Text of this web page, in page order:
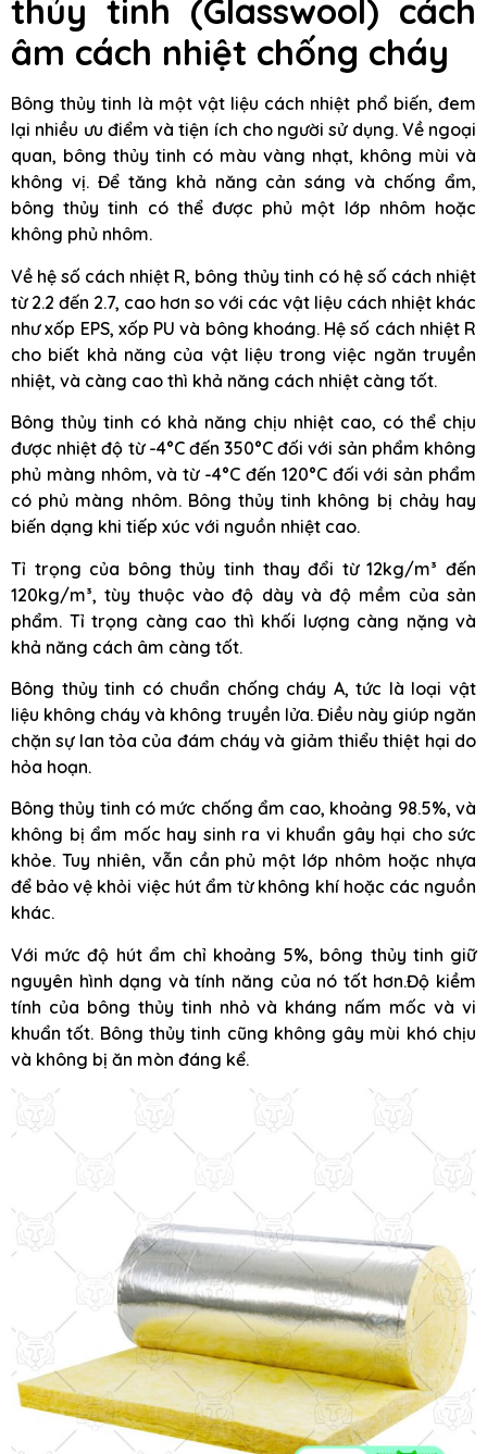
thủy tinh (Glasswool) cách
âm cách nhiệt chống cháy
Bông thủy tinh là một vật liệu cách nhiệt phổ biến, đem
lại nhiều ưu điểm và tiện ích cho người sử dụng. Về ngoại
quan, bông thủy tinh có màu vàng nhạt, không mùi và
không vị. Để tăng khả năng cản sáng và chống ẩm,
bông thủy tinh có thể được phủ một lớp nhôm hoặc
không phủ nhôm.
Về hệ số cách nhiệt R, bông thủy tinh có hệ số cách nhiệt
từ 2.2 đến 2.7, cao hơn so với các vật liệu cách nhiệt khác
như xốp EPS, xốp PU và bông khoáng. Hệ số cách nhiệt R
cho biết khả năng của vật liệu trong việc ngăn truyền
nhiệt, và càng cao thì khả năng cách nhiệt càng tốt.
Bông thủy tinh có khả năng chịu nhiệt cao, có thể chịu
được nhiệt độ từ -4°C đến 350°C đối với sản phẩm không
phủ màng nhôm, và từ -4°C đến 120°C đối với sản phẩm
có phủ màng nhôm. Bông thủy tinh không bị chảy hay
biến dạng khi tiếp xúc với nguồn nhiệt cao.
Tỉ trọng của bông thủy tinh thay đổi từ 12kg/m³ đến
120kg/m³, tùy thuộc vào độ dày và độ mềm của sản
phẩm. Tỉ trọng càng cao thì khối lượng càng nặng và
khả năng cách âm càng tốt.
Bông thủy tinh có chuẩn chống cháy A, tức là loại vật
liệu không cháy và không truyền lửa. Điều này giúp ngăn
chặn sự lan tỏa của đám cháy và giảm thiểu thiệt hại do
hỏa hoạn.
Bông thủy tinh có mức chống ẩm cao, khoảng 98.5%, và
không bị ẩm mốc hay sinh ra vi khuẩn gây hại cho sức
khỏe. Tuy nhiên, vẫn cần phủ một lớp nhôm hoặc nhựa
để bảo vệ khỏi việc hút ẩm từ không khí hoặc các nguồn
khác.
Với mức độ hút ẩm chỉ khoảng 5%, bông thủy tinh giữ
nguyên hình dạng và tính năng của nó tốt hơn.Độ kiềm
tính của bông thủy tinh nhỏ và kháng nấm mốc và vi
khuẩn tốt. Bông thủy tinh cũng không gây mùi khó chịu
và không bị ăn mòn đáng kể.